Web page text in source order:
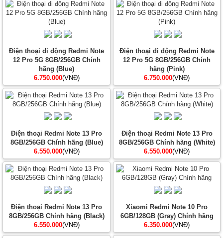
Điện thoại di động Redmi Note
12 Pro 5G 8GB/256GB Chính
hãng (Blue)
6.750.000(VNĐ)
Điện thoại di động Redmi Note
12 Pro 5G 8GB/256GB Chính
hãng (Pink)
6.750.000(VNĐ)
Điện thoại Redmi Note 13 Pro
8GB/256GB Chính hãng (Blue)
6.550.000(VNĐ)
Điện thoại Redmi Note 13 Pro
8GB/256GB Chính hãng (White)
6.550.000(VNĐ)
Điện thoại Redmi Note 13 Pro
8GB/256GB Chính hãng (Black)
6.550.000(VNĐ)
Xiaomi Redmi Note 10 Pro
6GB/128GB (Gray) Chính hãng
6.350.000(VNĐ)